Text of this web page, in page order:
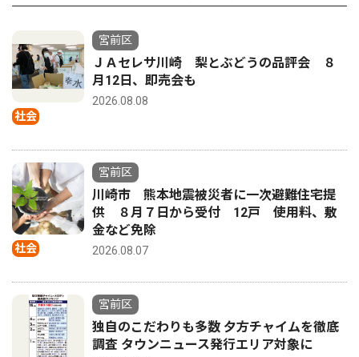
社会
宮前区
ＪＡセレサ川崎 梨とぶどうの品評会 ８
月12日、即売会も
2026.08.08
社会
宮前区
川崎市 熊本地震被災者に一次避難住宅提
供 ８月７日から受付 12戸 使用料、敷
金など免除
2026.08.07
宮前区
独自のこだわりも多数 夕方チャイムを徹底
調査 タウンニュース発行エリア対象に